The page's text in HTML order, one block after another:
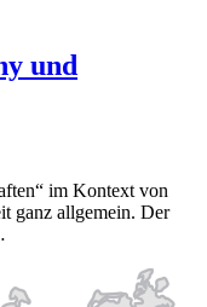
und
im Kontext von
ganz allgemein. Der